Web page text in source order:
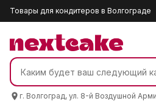
Товары для кондитеров в Волгограде
г. Волгоград, ул. 8-й Воздушной